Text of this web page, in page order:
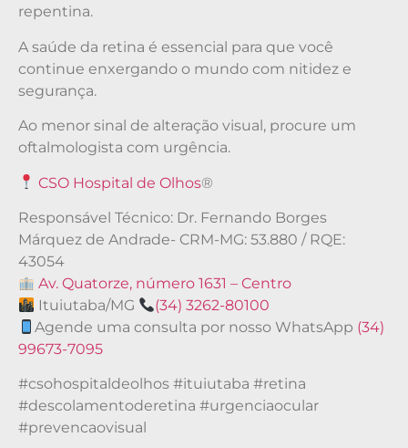
repentina.
A saúde da retina é essencial para que você
continue enxergando o mundo com nitidez e
segurança.
Ao menor sinal de alteração visual, procure um
oftalmologista com urgência.
CSO Hospital de Olhos®
Responsável Técnico: Dr. Fernando Borges
Márquez de Andrade- CRM-MG: 53.880 / RQE:
43054
Av. Quatorze, número 1631 – Centro
Ituiutaba/MG
(34) 3262-80100
Agende uma consulta por nosso WhatsApp (34)
99673-7095
#csohospitaldeolhos #ituiutaba #retina
#descolamentoderetina #urgenciaocular
#prevencaovisual